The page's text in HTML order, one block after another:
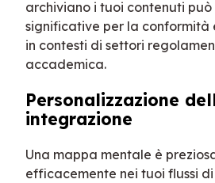
archiviano i tuoi contenuti
significative per la conformità
in contesti di settori
accademica.
Personalizzazione
integrazione
Una mappa mentale è
efficacemente nei tuoi flussi